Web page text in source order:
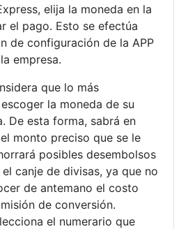
elija la moneda en la
el pago. Esto se efectúa
de configuración de la APP
empresa.
que lo más
la moneda de su
De esta forma, sabrá en
monto preciso que se le
posibles desembolsos
canje de divisas, ya que no
de antemano el costo
de conversión.
el numerario que